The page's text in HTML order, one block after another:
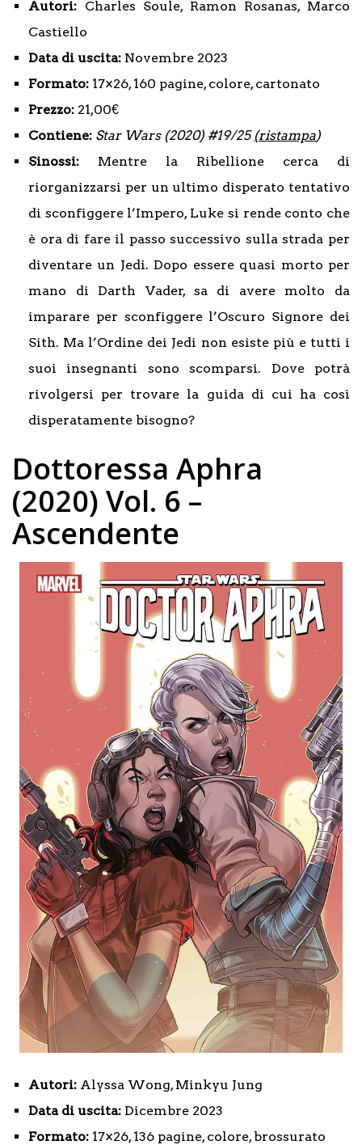
Autori: Charles Soule, Ramon Rosanas, Marco
Castiello
Data di uscita: Novembre 2023
Formato: 17×26, 160 pagine, colore, cartonato
Prezzo: 21,00€
Contiene: Star Wars (2020) #19/25 (ristampa)
Sinossi: Mentre la Ribellione cerca di
riorganizzarsi per un ultimo disperato tentativo
di sconfiggere l’Impero, Luke si rende conto che
è ora di fare il passo successivo sulla strada per
diventare un Jedi. Dopo essere quasi morto per
mano di Darth Vader, sa di avere molto da
imparare per sconfiggere l’Oscuro Signore dei
Sith. Ma l’Ordine dei Jedi non esiste più e tutti i
suoi insegnanti sono scomparsi. Dove potrà
rivolgersi per trovare la guida di cui ha così
disperatamente bisogno?
Dottoressa Aphra
(2020) Vol. 6 –
Ascendente
Autori: Alyssa Wong, Minkyu Jung
Data di uscita: Dicembre 2023
Formato: 17×26, 136 pagine, colore, brossurato